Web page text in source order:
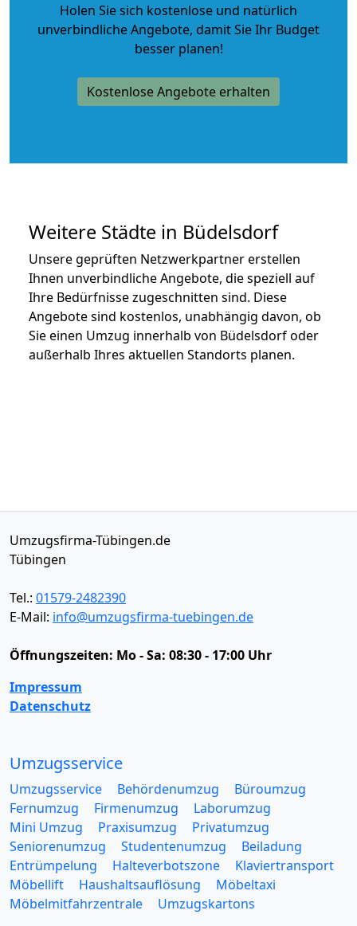
Holen Sie sich kostenlose und natürlich
unverbindliche Angebote, damit Sie Ihr Budget
besser planen!
Kostenlose Angebote erhalten
Weitere Städte in Büdelsdorf
Unsere geprüften Netzwerkpartner erstellen
Ihnen unverbindliche Angebote, die speziell auf
Ihre Bedürfnisse zugeschnitten sind. Diese
Angebote sind kostenlos, unabhängig davon, ob
Sie einen Umzug innerhalb von Büdelsdorf oder
außerhalb Ihres aktuellen Standorts planen.
Umzugsfirma-Tübingen.de
Tübingen
Tel.: 01579-2482390
E-Mail: info@umzugsfirma-tuebingen.de
Öffnungszeiten: Mo - Sa: 08:30 - 17:00 Uhr
Impressum
Datenschutz
Umzugsservice
Umzugsservice Behördenumzug
Büroumzug
Fernumzug
Firmenumzug
Laborumzug
Mini Umzug
Praxisumzug
Privatumzug
Seniorenumzug
Studentenumzug
Beiladung
Entrümpelung
Halteverbotszone
Klaviertransport
Möbellift
Haushaltsauflösung
Möbeltaxi
Möbelmitfahrzentrale
Umzugskartons